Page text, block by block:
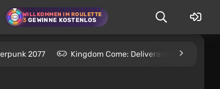
WILLKOMMEN IM ROULETTE
3 GEWINNE KOSTENLOS
2077 Kingdom Come: Deliverance 2